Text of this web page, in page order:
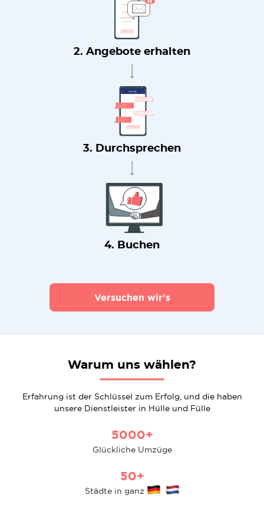
2. Angebote erhalten
3. Durchsprechen
4. Buchen
Versuchen wir's
Warum uns wählen?
Erfahrung ist der Schlüssel zum Erfolg, und die haben
unsere Dienstleister in Hülle und Fülle
5000+
Glückliche Umzüge
50+
Städte in ganz